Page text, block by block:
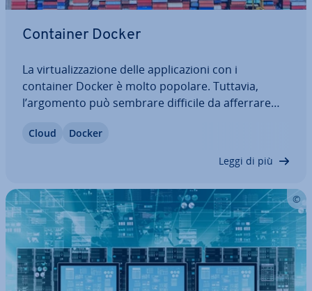
Container Docker
La vir­tua­liz­za­zio­ne delle ap­pli­ca­zio­ni con i
container Docker è molto popolare. Tuttavia,
l’argomento può sembrare difficile da afferrare
relazione tra un’immagine Docker e un container
Cloud Docker
Leggi di più